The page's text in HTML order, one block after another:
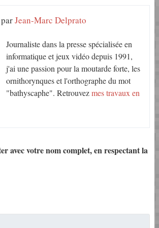
parJean-Marc Delprato
Journaliste dans la presse spécialisée en
informatique et jeux vidéo depuis 1991,
j'ai une passion pour la moutarde forte, les
ornithorynques et l'orthographe du mot
"bathyscaphe". Retrouvezmes travaux en
avec votre nom complet, en respectant la